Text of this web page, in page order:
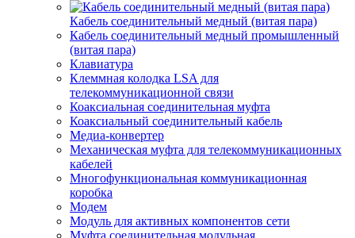
Кабель соединительный медный (витая пара)
Кабель соединительный медный промышленный
(витая пара)
Клавиатура
Клеммная колодка LSA для
телекоммуникационной связи
Коаксиальная соединительная муфта
Коаксиальный соединительный кабель
Медиа-конвертер
Механическая муфта для телекоммуникационных
кабелей
Многофункциональная коммуникационная
коробка
Модем
Модуль для активных компонентов сети
Муфта соединительная модульная